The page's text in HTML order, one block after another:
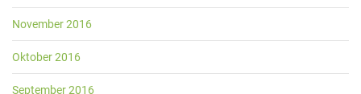
November 2016
Oktober 2016
September 2016